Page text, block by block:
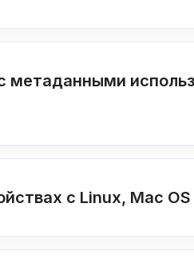
метаданными
с Linux, Mac